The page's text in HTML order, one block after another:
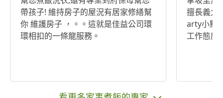
帶孩子! 維持房子的屋況有居家修繕幫
你 維護房子 ，。。這就是佳益公司環
環相扣的一條龍服務。
擅長義大
arty小點
工作態度